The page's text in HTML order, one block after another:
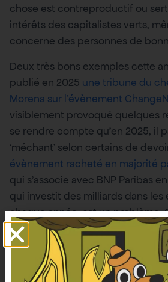
chose est contreproductif ou
intérêts des capitalistes verts,
concerne des personnes de
Deux très bons exemples cette
publié en 2025 une tribune du
Morena sur l’évènement
visiblement provoqué quelques
se rendre compte qu’en 2025, il
‘méchant’ selon certains de
évènement racheté en majorité
qui s’associe avec BNP Paribas
qui investit des milliards dans les
chaque année, est un problème.
l’évènement, on fait confiance au
qui invitait le climatosceptique
avant l’évènement, est un
problème et la nécessité de